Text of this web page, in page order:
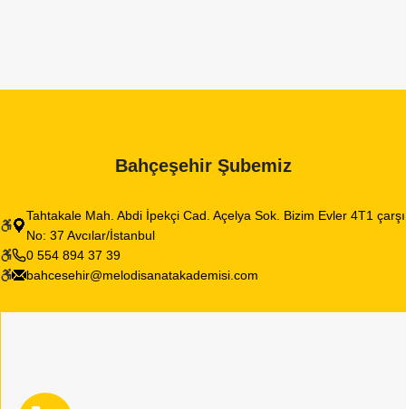
Bahçeşehir Şubemiz
Tahtakale Mah. Abdi İpekçi Cad. Açelya Sok. Bizim Evler 4T1 çarşı
No: 37 Avcılar/İstanbul
0 554 894 37 39
bahcesehir@melodisanatakademisi.com